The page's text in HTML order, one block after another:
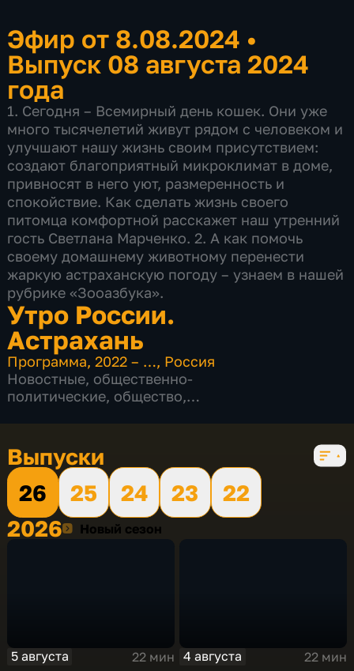
Эфир от 8.08.2024 •
Выпуск 08 августа 2024
года
1. Сегодня – Всемирный день кошек. Они уже
много тысячелетий живут рядом с человеком и
улучшают нашу жизнь своим присутствием:
создают благоприятный микроклимат в доме,
привносят в него уют, размеренность и
спокойствие. Как сделать жизнь своего
питомца комфортной расскажет наш утренний
гость Светлана Марченко. 2. А как помочь
своему домашнему животному перенести
жаркую астраханскую погоду – узнаем в нашей
рубрике «Зооазбука».
Утро России.
Астрахань
Программа,2022 – …, Россия
Новостные, общественно-
политические, общество,
Выпуски
26
25 24 23
22
20262026 Новый сезон
5 августа 22 мин 4 августа 22 мин